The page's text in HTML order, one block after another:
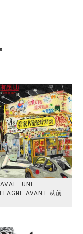
AVAIT UNE
AVANT 从前有